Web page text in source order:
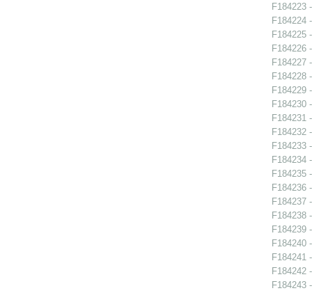
F184223
F184224
F184225
F184226
F184227
F184228
F184229
F184230
F184231
F184232
F184233
F184234
F184235
F184236
F184237
F184238
F184239
F184240
F184241
F184242
F184243